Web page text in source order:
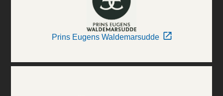
Prins Eugens Waldemarsudde